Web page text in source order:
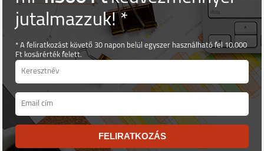
jutalmazzuk! *
* A feliratkozást követő 30 napon belül egyszer használható fel 10.000
Ft kosárérték felett.
FELIRATKOZÁS